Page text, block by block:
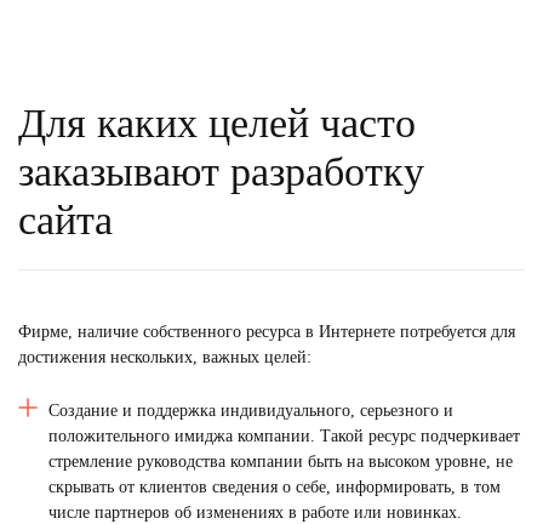
Для каких целей часто
заказывают разработку
сайта
Фирме, наличие собственного ресурса в Интернете потребуется для
достижения нескольких, важных целей:
Создание и поддержка индивидуального, серьезного и
положительного имиджа компании. Такой ресурс подчеркивает
стремление руководства компании быть на высоком уровне, не
скрывать от клиентов сведения о себе, информировать, в том
числе партнеров об изменениях в работе или новинках.